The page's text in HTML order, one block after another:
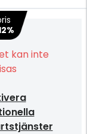
kan inte